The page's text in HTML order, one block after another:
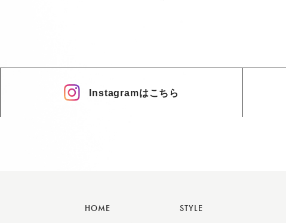
Instagramはこちら
HOME
STYLE